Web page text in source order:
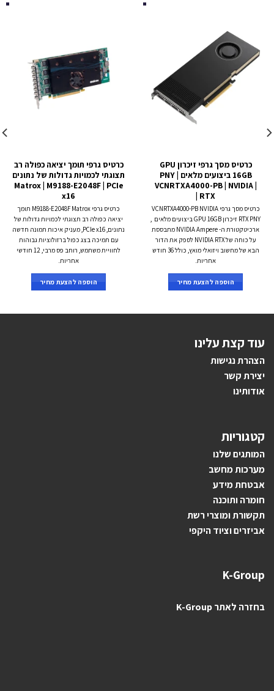
כרטיס מסך גרפי זיכרון GPU
16GB ביצועים מלאים PNY |
VCNRTXA4000-PB | NVIDIA |
RTX |
כרטיס מסך גרפי VCNRTXA4000-PB NVIDIA
RTX PNY זיכרון GPU 16GB ביצועים מלאים ,
ארכיטקטורת ה- NVIDIA Ampere מתבססת
על כוחה של NVIDIA RTX לספק את הדור
הבא של מחשוב ויזואלי מואץ, כולל 36 חודש
אחריות.
הוספה להצעת מחיר
כרטיס גרפי תומך יציאה כפולה רב
תצוגתי לכמויות גדולות של נתונים
Matrox | M9188-E2048F | PCIe
x16
כרטיס גרפי M9188-E2048F Matrox תומך
יציאה כפולה רב תצוגתי לכמויות גדולות של
נתונים, PCIe x16, מעניק איכות תמונה חדשה
עם תמיכה בצג כפול ברזולוציות גבוהות
לחוויית משתמש, רוחב פס מרבי, 12 חודשי
אחריות.
הוספה להצעת מחיר
עוד קצת עלינו
הצהרת נגישות
יצירת קשר
אודותינו
קטגוריות
המותגים שלנו
מערכות מחשב
אבטחת מידע
חומרה ותוכנה
תקשורת ומוצרי רשת
אביזרים וציוד היקפי
K-Group
בחזרה לאתר K-Group